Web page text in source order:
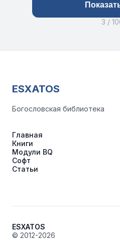
3 /
ESXATOS
Богословская библиотека
Главная
Книги
Модули BQ
Софт
Статьи
ESXATOS
© 2012-2026